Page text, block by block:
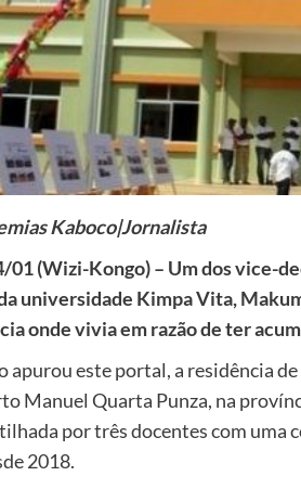
Kaboco|Jornalista
01 (Wizi-Kongo) – Um dos vice-
universidade Kimpa Vita,
onde vivia em razão de ter
apurou este portal, a residência
Manuel Quarta Punza, na
por três docentes com uma
2018.